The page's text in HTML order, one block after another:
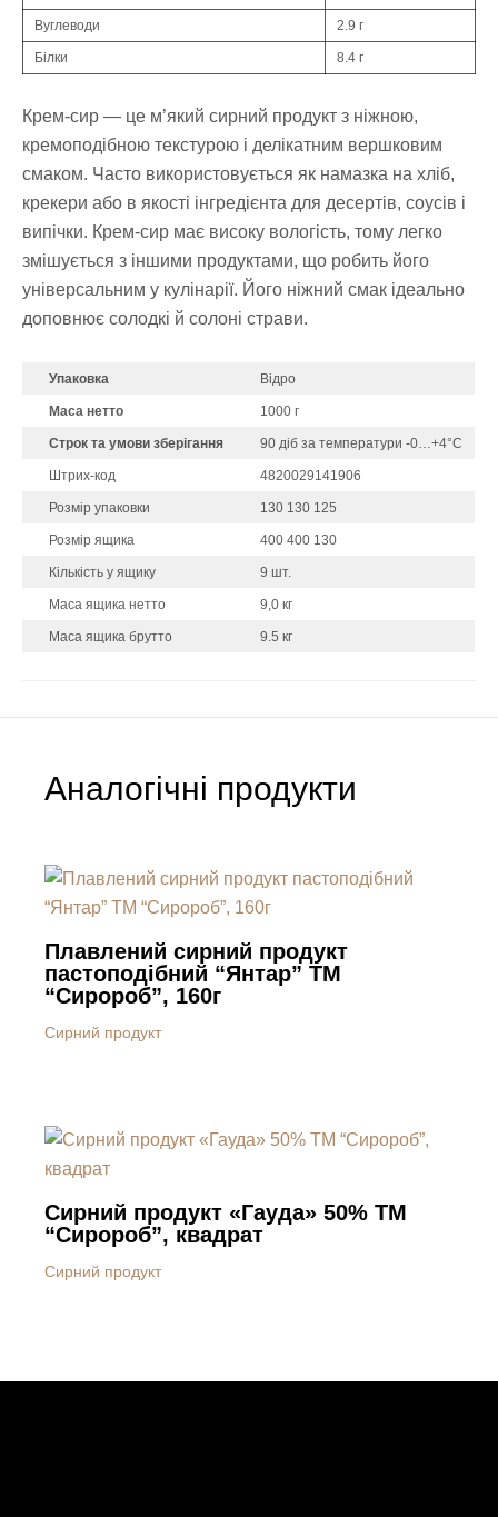
Вуглеводи 2.9 г
Білки 8.4 г
Крем-сир — це м’який сирний продукт з ніжною,
кремоподібною текстурою і делікатним вершковим
смаком. Часто використовується як намазка на хліб,
крекери або в якості інгредієнта для десертів, соусів і
випічки. Крем-сир має високу вологість, тому легко
змішується з іншими продуктами, що робить його
універсальним у кулінарії. Його ніжний смак ідеально
доповнює солодкі й солоні страви.
Упаковка Відро
Маса нетто 1000 г
Строк та умови зберігання 90 діб за температури -0…+4°С
Штрих-код 4820029141906
Розмір упаковки 130 130 125
Розмір ящика 400 400 130
Кількість у ящику 9 шт.
Маса ящика нетто 9,0 кг
Маса ящика брутто 9.5 кг
Аналогічні продукти
Плавлений сирний продукт
пастоподібний “Янтар” ТМ
“Сиророб”, 160г
Сирний продукт
Сирний продукт «Гауда» 50% ТМ
“Сиророб”, квадрат
Сирний продукт